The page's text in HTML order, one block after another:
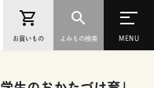
お買いもの よみもの検索